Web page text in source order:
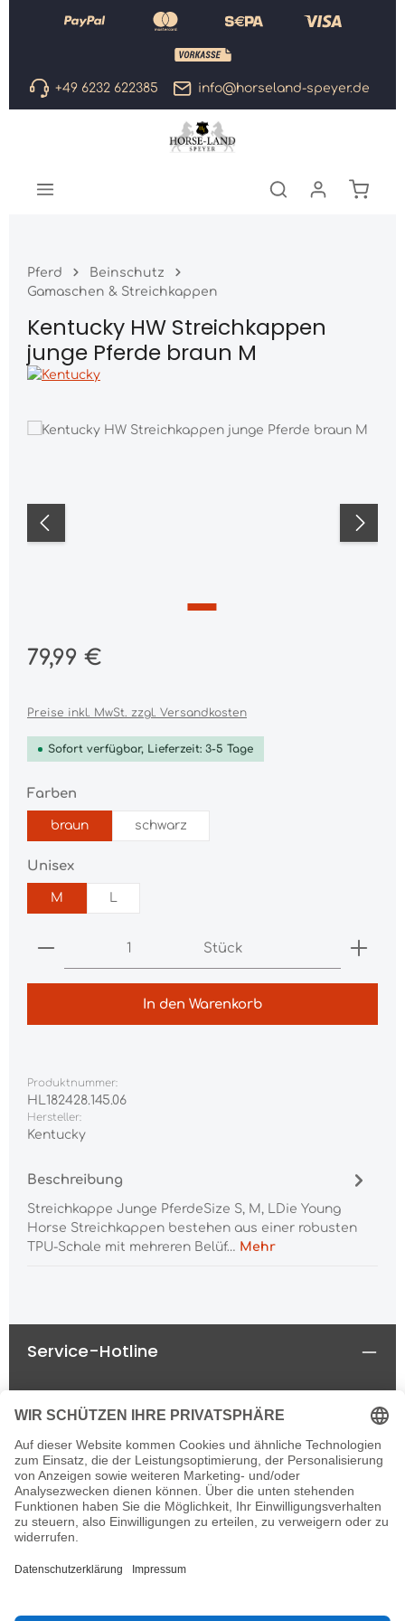
Zum Hauptinhalt springen
+49 6232 622385 info@horseland-speyer.de
Pferd
Beinschutz
Gamaschen & Streichkappen
Kentucky HW Streichkappen
junge Pferde braun M
Bildergalerie überspringen
Regulärer Preis:
79,99 €
Preise inkl. MwSt. zzgl. Versandkosten
Sofort verfügbar, Lieferzeit: 3-5 Tage
Farben
braun schwarz
Unisexauswählen
M L
Produkt Anzahl: Gib den gewünschten
Stück
In den Warenkorb
Produktnummer:
HL182428.145.06
Hersteller:
Kentucky
Beschreibung
Streichkappe Junge PferdeSize S, M, LDie Young
Horse Streichkappen bestehen aus einer robusten
TPU-Schale mit mehreren Belüf… Mehr
Service-Hotline
Rechtliches
Informationen
Newsletter